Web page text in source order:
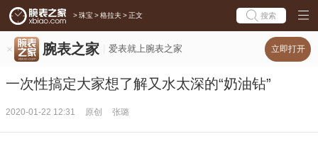
> 珠宝 > 格拉夫 > 正文 搜索
腕表之家 爱表就上腕表之家 立即打开
一次性搞定大家想了解又水太深的“奶油钻”
2020-01-22 12:31 原创 张璐